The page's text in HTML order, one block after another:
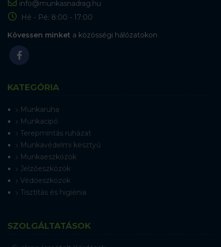
info@munkasnadrag.hu
Hé - Pé: 8:00 - 17:00
Kövessen minket a közösségi hálózatokon
KATEGÓRIA
Munkaruha
Munkacipő
Terepmintás ruházat
Munkavédelmi kesztyű
Munkaeszközök
Jelzőeszközök
Védőeszközök
Tisztítás és higiénia
SZOLGÁLTATÁSOK